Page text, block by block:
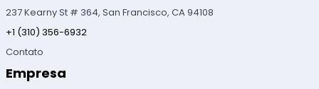
237 Kearny St # 364, San Francisco, CA 94108
+1 (310) 356-6932
Contato
Empresa